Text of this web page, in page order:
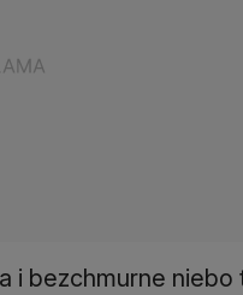
i bezchmurne niebo